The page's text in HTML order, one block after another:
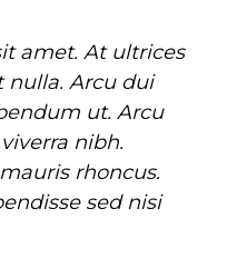
amet. At ultrices
Arcu dui
ut. Arcu
nibh.
rhoncus.
sed nisi